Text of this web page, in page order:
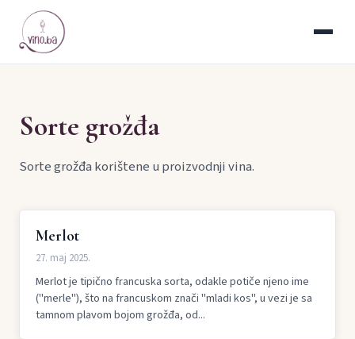
Sorte grožđa
Sorte grožđa korištene u proizvodnji vina.
Merlot
27. maj 2025.
Merlot je tipično francuska sorta, odakle potiče njeno ime
("merle"), što na francuskom znači "mladi kos", u vezi je sa
tamnom plavom bojom grožđa, od...